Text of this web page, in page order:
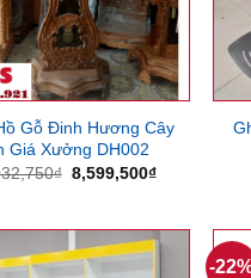
Gỗ Đinh Hương Cây
Giá Xưởng DH002
₫ Giá
8,599,500₫Giá
8,599,500₫.
-